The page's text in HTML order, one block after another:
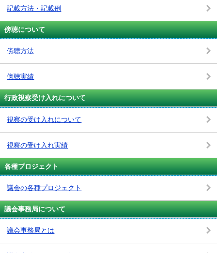
記載方法・記載例
傍聴について
傍聴方法
傍聴実績
行政視察受け入れについて
視察の受け入れについて
視察の受け入れ実績
各種プロジェクト
議会の各種プロジェクト
議会事務局について
議会事務局とは